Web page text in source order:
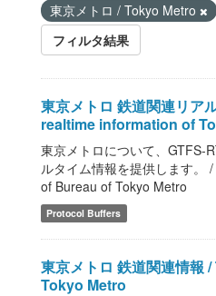
東京メトロ / Tokyo Metro
フィルタ結果
東京メトロ 鉄道関連リア
realtime information of
東京メトロについて、GTFS-
ルタイム情報を提供します。
of Bureau of Tokyo Metro
Protocol Buffers
東京メトロ 鉄道関連情報
Tokyo Metro